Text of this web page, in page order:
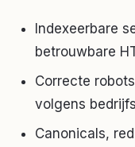
Indexeerbare
betrouwbare
Correcte
volgens
Canonicals,